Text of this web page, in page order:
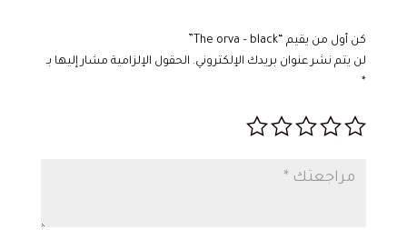
كن أول من يقيم “The orva – black”
لن يتم نشر عنوان بريدك الإلكتروني. الحقول الإلزامية مشار إليها بـ
*